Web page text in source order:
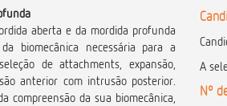
aberta e da mordida profunda
biomecânica necessária para a
de attachments, expansão,
anterior com intrusão posterior.
compreensão da sua biomecânica,
A
Nº